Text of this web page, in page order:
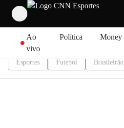
Ao
vivo
Política Money
Esportes Futebol Brasileirão